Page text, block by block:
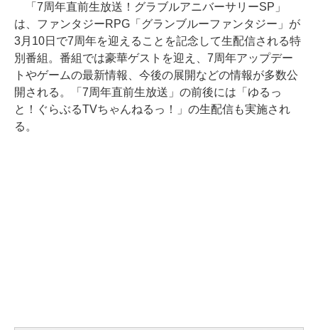
「7周年直前生放送！グラブルアニバーサリーSP」
は、ファンタジーRPG「グランブルーファンタジー」が
3月10日で7周年を迎えることを記念して生配信される特
別番組。番組では豪華ゲストを迎え、7周年アップデー
トやゲームの最新情報、今後の展開などの情報が多数公
開される。「7周年直前生放送」の前後には「ゆるっ
と！ぐらぶるTVちゃんねるっ！」の生配信も実施され
る。